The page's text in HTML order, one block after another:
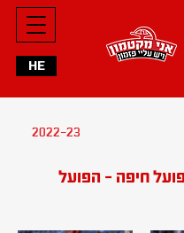
HE
2022-23
11: הפועל חיפה - הפועל